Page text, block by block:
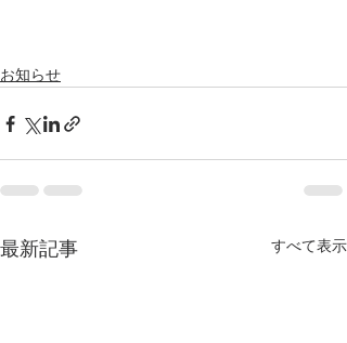
お知らせ
最新記事 すべて表示